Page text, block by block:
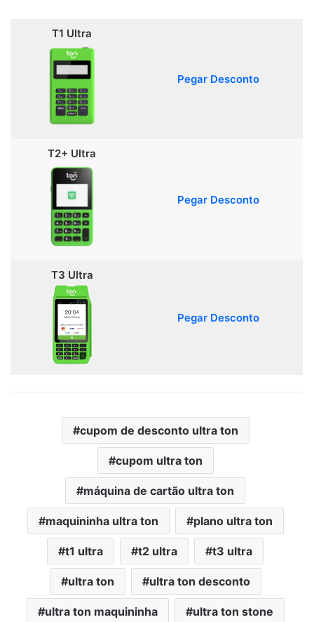
T1 Ultra
Pegar Desconto
T2+ Ultra
Pegar Desconto
T3 Ultra
Pegar Desconto
cupom de desconto ultra ton
cupom ultra ton
máquina de cartão ultra ton
maquininha ultra ton plano ultra ton
t1 ultra t2 ultra t3 ultra
ultra ton ultra ton desconto
ultra ton maquininha ultra ton stone